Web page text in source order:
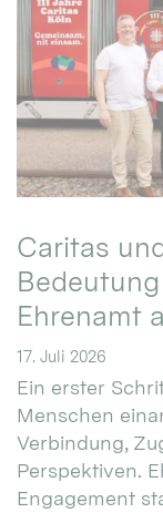
Caritas
Ehrenamt
17. Juli 2026
Ein erster
Menschen
Verbindung,
Perspektiven.
Engagement